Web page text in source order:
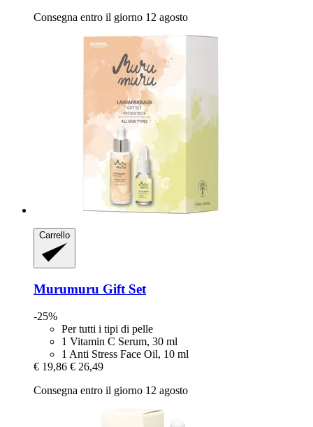
Consegna entro il giorno 12 agosto
Carrello
Murumuru Gift Set
-25%
Per tutti i tipi di pelle
1 Vitamin C Serum, 30 ml
1 Anti Stress Face Oil, 10 ml
€ 19,86 € 26,49
Consegna entro il giorno 12 agosto